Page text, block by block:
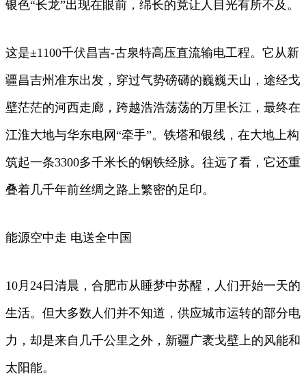
银色“长龙”出现在眼前，绵长的竟让人目光有所不及。
这是±1100千伏昌吉-古泉特高压直流输电工程。它从新
疆昌吉州准东出发，穿过气势磅礴的巍巍天山，途经戈
壁茫茫的河西走廊，跨越浩浩荡荡的万里长江，最终在
江淮大地与华东电网“牵手”。铁塔和银线，在大地上构
筑起一条3300多千米长的钢铁经脉。往远了看，它还重
叠着几千年前丝绸之路上繁密的足印。
能源空中走 电送全中国
10月24日清晨，合肥市从睡梦中苏醒，人们开始一天的
生活。但大多数人们并不知道，供应城市运转的部分电
力，却是来自几千公里之外，新疆广袤戈壁上的风能和
太阳能。